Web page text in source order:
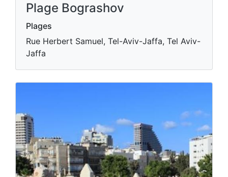
Plage Bograshov
Plages
Rue Herbert Samuel, Tel-Aviv-Jaffa, Tel Aviv-
Jaffa